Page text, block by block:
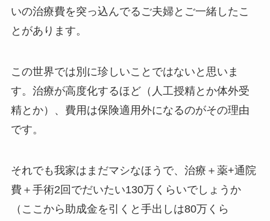
いの治療費を突っ込んでるご夫婦とご一緒したこ
とがあります。
この世界では別に珍しいことではないと思いま
す。治療が高度化するほど（人工授精とか体外受
精とか）、費用は保険適用外になるのがその理由
です。
それでも我家はまだマシなほうで、治療＋薬+通院
費＋手術2回でだいたい130万くらいでしょうか
（ここから助成金を引くと手出しは80万くら